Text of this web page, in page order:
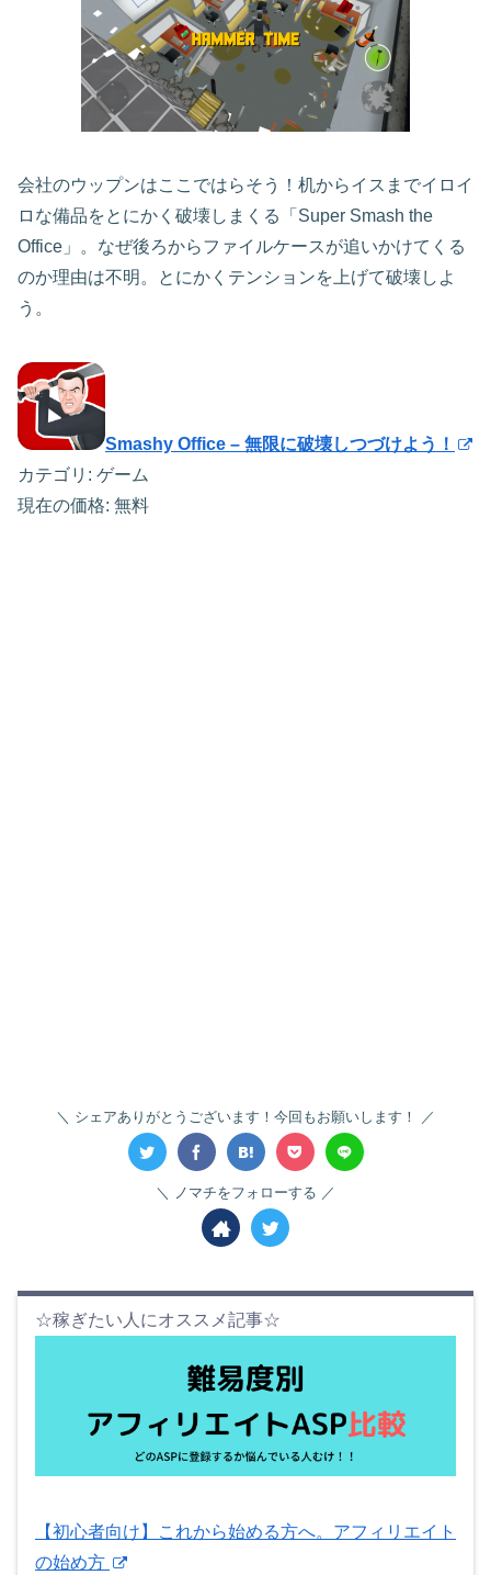
会社のウップンはここではらそう！机からイスまでイロイ
ロな備品をとにかく破壊しまくる「Super Smash the
Office」。なぜ後ろからファイルケースが追いかけてくる
のか理由は不明。とにかくテンションを上げて破壊しよ
う。
Smashy Office – 無限に破壊しつづけよう！
カテゴリ: ゲーム
現在の価格: 無料
シェアありがとうございます！今回もお願いします！
ノマチをフォローする
☆稼ぎたい人にオススメ記事☆
【初心者向け】これから始める方へ。アフィリエイト
の始め方